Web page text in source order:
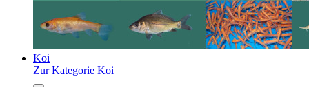
Koi
Zur Kategorie Koi